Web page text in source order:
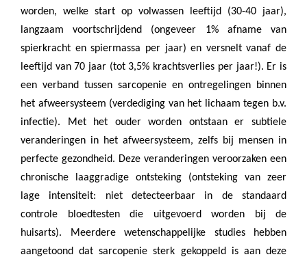
worden, welke start op volwassen leeftijd (30-40 jaar),
langzaam voortschrijdend (ongeveer 1% afname van
spierkracht en spiermassa per jaar) en versnelt vanaf de
leeftijd van 70 jaar (tot 3,5% krachtsverlies per jaar!). Er is
een verband tussen sarcopenie en ontregelingen binnen
het afweersysteem (verdediging van het lichaam tegen b.v.
infectie). Met het ouder worden ontstaan er subtiele
veranderingen in het afweersysteem, zelfs bij mensen in
perfecte gezondheid. Deze veranderingen veroorzaken een
chronische laaggradige ontsteking (ontsteking van zeer
lage intensiteit: niet detecteerbaar in de standaard
controle bloedtesten die uitgevoerd worden bij de
huisarts). Meerdere wetenschappelijke studies hebben
aangetoond dat sarcopenie sterk gekoppeld is aan deze